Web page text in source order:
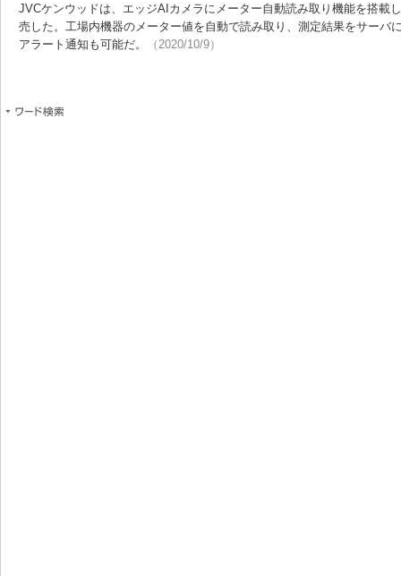
JVCケンウッドは、エッジAIカメラにメーター自動読み取り機能を搭載
売した。工場内機器のメーター値を自動で読み取り、測定結果をサーバ
アラート通知も可能だ。
（2020/10/9）